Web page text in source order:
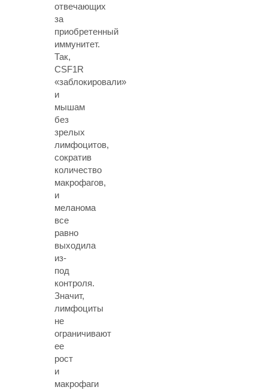
отвечающих
за
приобретенный
иммунитет.
Так,
CSF1R
«заблокировали»
и
мышам
без
зрелых
лимфоцитов,
сократив
количество
макрофагов,
и
меланома
все
равно
выходила
из-
под
контроля.
Значит,
лимфоциты
не
ограничивают
ее
рост
и
макрофаги